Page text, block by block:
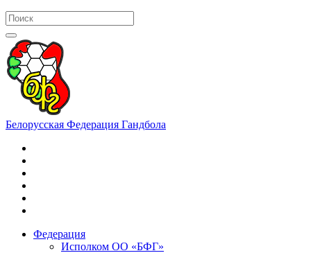
Белорусская Федерация Гандбола
Федерация
Исполком ОО «БФГ»